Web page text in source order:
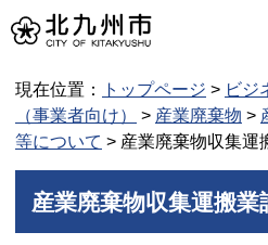
現在位置： トップページ > ビジ
（事業者向け）
> 産業廃棄物 >
等について > 産業廃棄物収集運
産業廃棄物収集運搬